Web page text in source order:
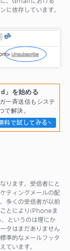
に依存しています。
」を始める
一斉送信もシステ
で解決。
料で試してみる
ります。受信者にと
ティングメールの配
多くの受信者が以前
とによりiPhoneま
というのは理にか
タはまだありません
準的なメールフッタ
ています。